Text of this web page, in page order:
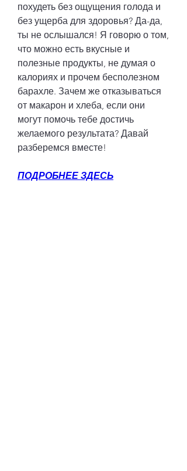
похудеть без ощущения голода и
без ущерба для здоровья? Да-да,
ты не ослышался! Я говорю о том,
что можно есть вкусные и
полезные продукты, не думая о
калориях и прочем бесполезном
барахле. Зачем же отказываться
от макарон и хлеба, если они
могут помочь тебе достичь
желаемого результата? Давай
разберемся вместе!
ПОДРОБНЕЕ ЗДЕСЬ